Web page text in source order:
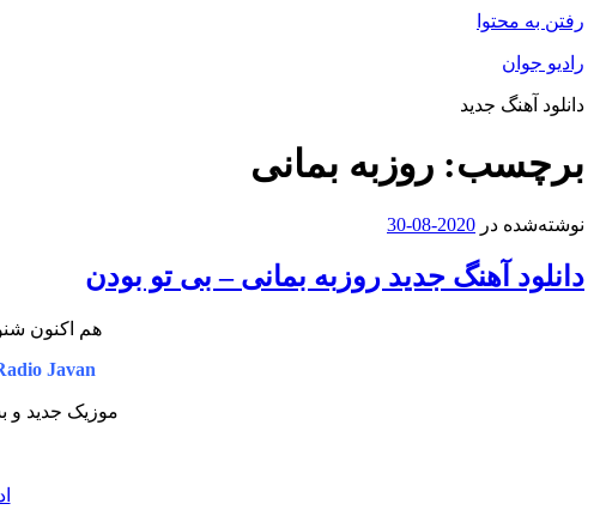
رفتن به محتوا
رادیو جوان
دانلود آهنگ جدید
برچسب: روزبه بمانی
نوشته‌شده در 2020-08-30
دانلود آهنگ جدید روزبه بمانی – بی تو بودن
هم اکنون
Javan
موزیک جدید و